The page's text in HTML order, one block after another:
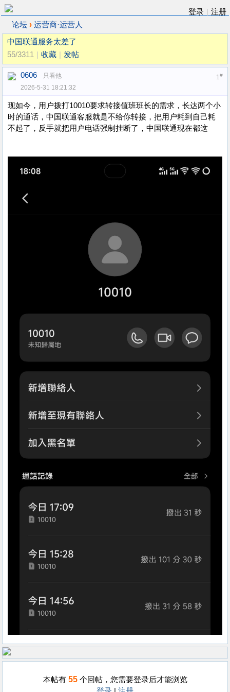
登录
注册
论坛 › 运营商·运营人
中国联通服务太差了
55/3311
收藏 发帖
1#
0606
只看他
2026-5-31 18:21:32
现如今，用户拨打10010要求转接值班班长的需求，长达两个小
时的通话，中国联通客服就是不给你转接，把用户耗到自己耗
不起了，反手就把用户电话强制挂断了，中国联通现在都这
本帖有 55个回帖，您需要登录后才能浏览